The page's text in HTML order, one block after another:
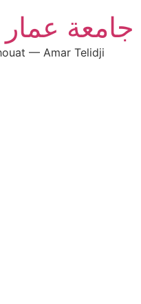
جامعة عمار
— Amar Telidji